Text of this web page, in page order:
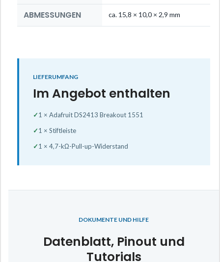
ABMESSUNGEN ca. 15,8 × 10,0 × 2,9 mm
LIEFERUMFANG
Im Angebot enthalten
✓1 × Adafruit DS2413 Breakout 1551
✓1 × Stiftleiste
✓1 × 4,7-kΩ-Pull-up-Widerstand
DOKUMENTE UND HILFE
Datenblatt, Pinout und
Tutorials